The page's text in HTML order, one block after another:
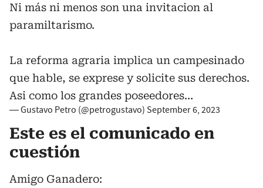
Ni más ni menos son una invitacion al
paramiltarismo.
La reforma agraria implica un campesinado
que hable, se exprese y solicite sus derechos.
Asi como los grandes poseedores…
— Gustavo Petro (@petrogustavo) September 6, 2023
Este es el comunicado en
cuestión
Amigo Ganadero: